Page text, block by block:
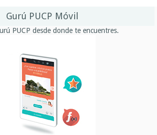
Gurú PUCP Móvil
PUCP desde donde te encuentres.